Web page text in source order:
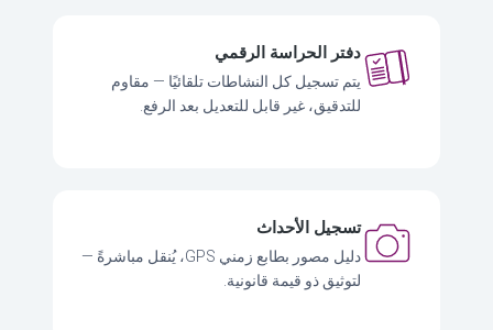
دفتر الحراسة الرقمي
يتم تسجيل كل النشاطات تلقائيًا — مقاوم
للتدقيق، غير قابل للتعديل بعد الرفع.
تسجيل الأحداث
دليل مصور بطابع زمني GPS، يُنقل مباشرةً —
لتوثيق ذو قيمة قانونية.